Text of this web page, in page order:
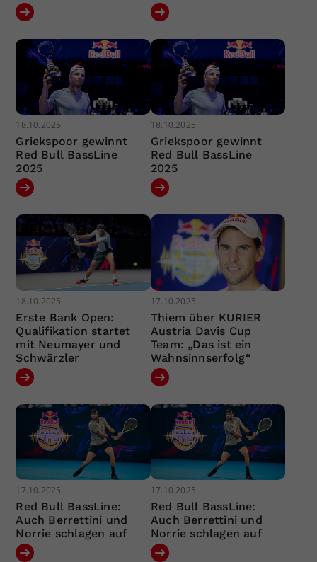
18.10.2025
Griekspoor gewinnt
Red Bull BassLine
2025
18.10.2025
Griekspoor gewinnt
Red Bull BassLine
2025
18.10.2025
Erste Bank Open:
Qualifikation startet
mit Neumayer und
Schwärzler
17.10.2025
Thiem über KURIER
Austria Davis Cup
Team: „Das ist ein
Wahnsinnserfolg“
17.10.2025
Red Bull BassLine:
Auch Berrettini und
Norrie schlagen auf
17.10.2025
Red Bull BassLine:
Auch Berrettini und
Norrie schlagen auf